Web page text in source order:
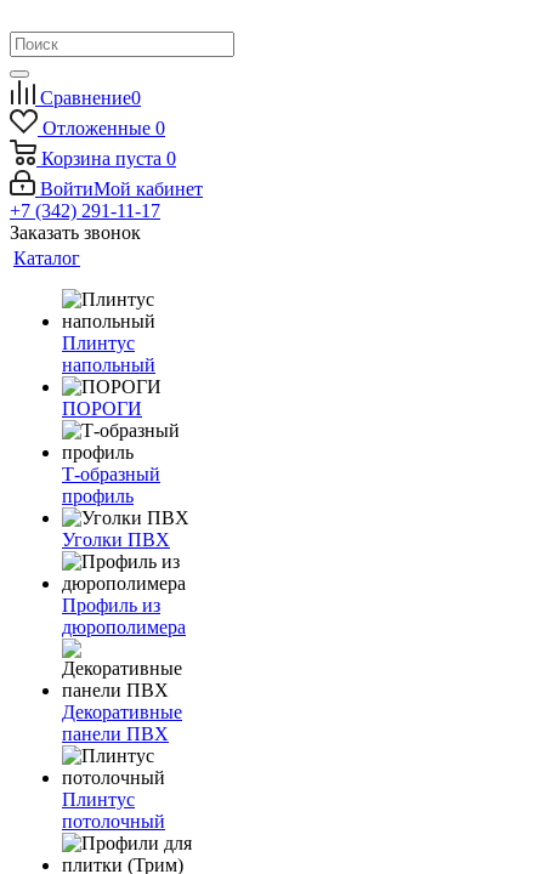
Сравнение0
Отложенные 0
Корзина пуста 0
ВойтиМой кабинет
+7 (342) 291-11-17
Заказать звонок
Каталог
Плинтус
напольный
ПОРОГИ
Т-образный
профиль
Уголки ПВХ
Профиль из
дюрополимера
Декоративные
панели ПВХ
Плинтус
потолочный